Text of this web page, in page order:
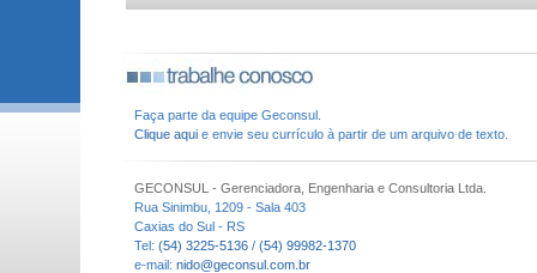
Faça parte da equipe Geconsul.
Clique aqui e envie seu currículo à partir de um arquivo de texto.
GECONSUL - Gerenciadora, Engenharia e Consultoria Ltda.
Rua Sinimbu, 1209 - Sala 403
Caxias do Sul - RS
Tel: (54) 3225-5136 / (54) 99982-1370
e-mail: nido@geconsul.com.br